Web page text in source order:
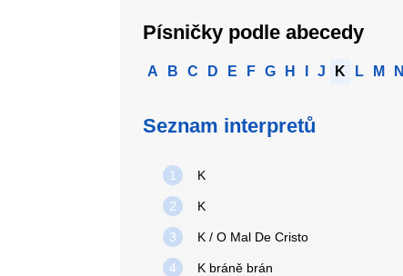
Písničky podle abecedy
A B C D E F G H J K L M N
Seznam interpretů
1 K
2 K
3 K / O Mal De Cristo
4 K bráně brán